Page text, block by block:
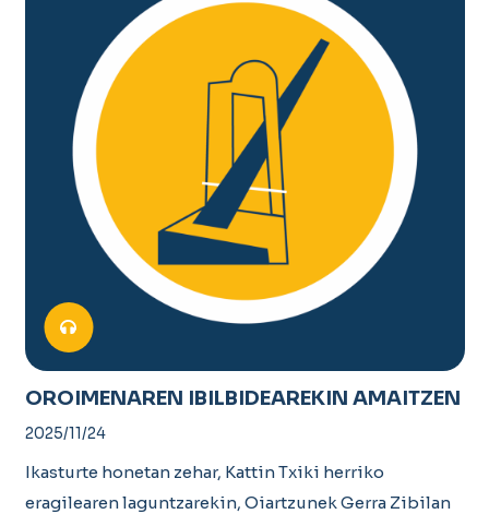
OROIMENAREN IBILBIDEAREKIN AMAITZEN
2025/11/24
Ikasturte honetan zehar, Kattin Txiki herriko
eragilearen laguntzarekin, Oiartzunek Gerra Zibilan